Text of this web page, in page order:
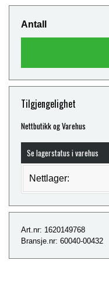
Antall
Tilgjengelighet
Nettbutikk og Varehus
Se lagerstatus i varehus
Nettlager:
Art.nr: 1620149768
Bransje.nr: 60040-00432